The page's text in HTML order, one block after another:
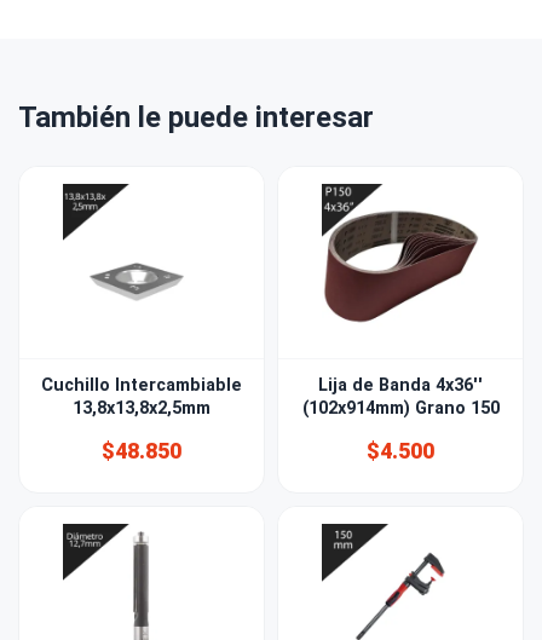
También le puede interesar
Cuchillo Intercambiable
13,8x13,8x2,5mm
$48.850
Lija de Banda 4x36''
(102x914mm) Grano 150
$4.500